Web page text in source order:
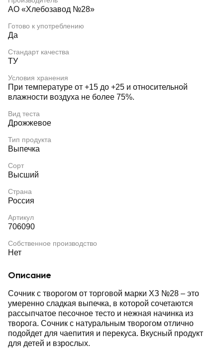
АО «Хлебозавод №28»
Готово к употреблению
Да
Стандарт качества
ТУ
Условия хранения
При температуре от +15 до +25 и относительной
влажности воздуха не более 75%.
Вид теста
Дрожжевое
Тип продукта
Выпечка
Сорт
Высший
Страна
Россия
Артикул
706090
Собственное производство
Нет
Описание
Сочник с творогом от торговой марки ХЗ №28 – это
умеренно сладкая выпечка, в которой сочетаются
рассыпчатое песочное тесто и нежная начинка из
творога. Сочник с натуральным творогом отлично
подойдет для чаепития и перекуса. Вкусный продукт
для детей и взрослых.